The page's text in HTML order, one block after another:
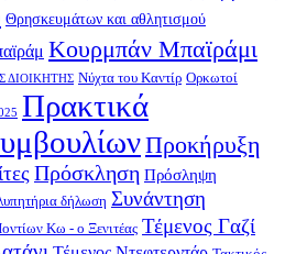
Θρησκευμάτων και αθλητισμού
Κουρμπάν Μπαϊράμι
ΔΙΟΙΚΗΤΗΣ Νύχτα του Καντίρ Ορκωτοί
Πρακτικά
Προκήρυξη
Πρόσκληση Πρόσληψη
δήλωση Συνάντηση
Κω - ο Ξενιτέας Τέμενος Γαζί